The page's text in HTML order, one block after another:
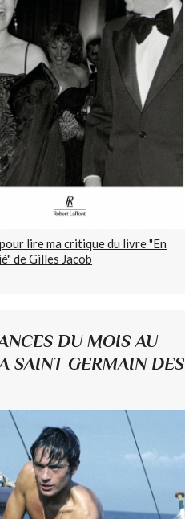
lire ma critique du livre "En
de Gilles Jacob
DU MOIS AU
SAINT GERMAIN DES